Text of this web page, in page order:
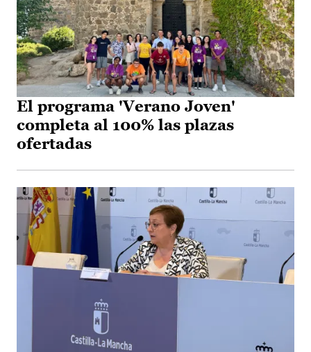
El programa 'Verano Joven'
completa al 100% las plazas
ofertadas